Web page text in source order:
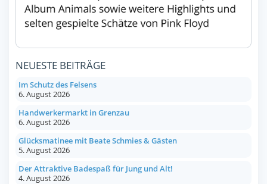
NEUESTE BEITRÄGE
Im Schutz des Felsens
6. August 2026
Handwerkermarkt in Grenzau
6. August 2026
Glücksmatinee mit Beate Schmies & Gästen
5. August 2026
Der Attraktive Badespaß für Jung und Alt!
4. August 2026